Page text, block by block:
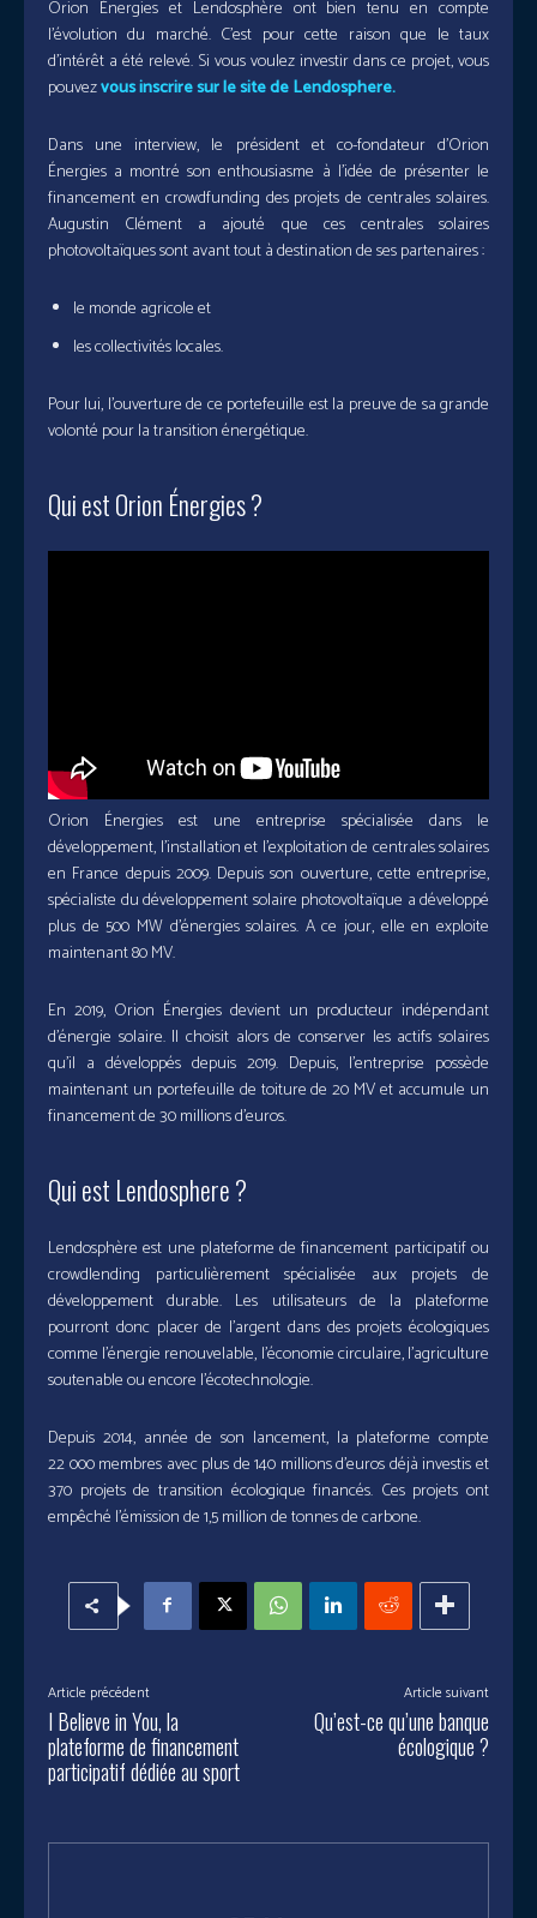
Orion Énergies et Lendosphère ont bien tenu en compte
l’évolution du marché. C’est pour cette raison que le taux
d’intérêt a été relevé. Si vous voulez investir dans ce projet, vous
pouvezvous inscrire sur le site de Lendosphere.
Dans une interview, le président et co-fondateur d’Orion
Énergies a montré son enthousiasme à l’idée de présenter le
financement en crowdfunding des projets de centrales solaires.
Augustin Clément a ajouté que ces centrales solaires
photovoltaïques sont avant tout à destination de ses partenaires :
le monde agricole et
les collectivités locales.
Pour lui, l’ouverture de ce portefeuille est la preuve de sa grande
volonté pour la transition énergétique.
Qui est Orion Énergies ?
Orion Énergies est une entreprise spécialisée dans le
développement, l’installation et l’exploitation de centrales solaires
en France depuis 2009. Depuis son ouverture, cette entreprise,
spécialiste du développement solaire photovoltaïque a développé
plus de 500 MW d’énergies solaires. A ce jour, elle en exploite
maintenant 80 MV.
En 2019, Orion Énergies devient un producteur indépendant
d’énergie solaire. Il choisit alors de conserver les actifs solaires
qu’il a développés depuis 2019. Depuis, l’entreprise possède
maintenant un portefeuille de toiture de 20 MV et accumule un
financement de 30 millions d’euros.
Qui est Lendosphere ?
Lendosphère est une plateforme de financement participatif ou
crowdlending particulièrement spécialisée aux projets de
développement durable. Les utilisateurs de la plateforme
pourront donc placer de l’argent dans des projets écologiques
comme l’énergie renouvelable, l’économie circulaire, l’agriculture
soutenable ou encore l’écotechnologie.
Depuis 2014, année de son lancement, la plateforme compte
22 000 membres avec plus de 140 millions d’euros déjà investis et
370 projets de transition écologique financés. Ces projets ont
empêché l’émission de 1,5 million de tonnes de carbone.
Article précédent
I Believe in You, la
plateforme de financement
participatif dédiée au sport
Article suivant
Qu’est-ce qu’une banque
écologique ?